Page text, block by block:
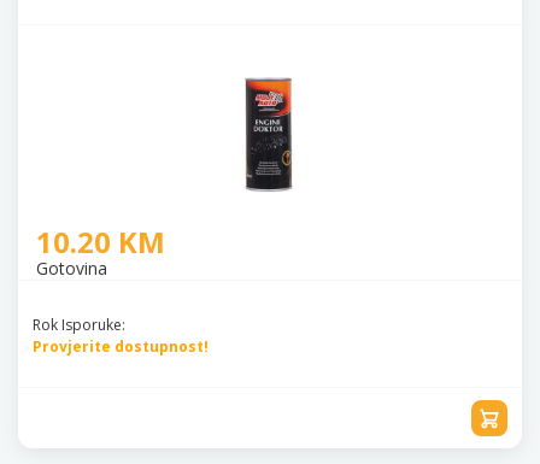
10.20 KM
Gotovina
Rok Isporuke:
Provjerite dostupnost!